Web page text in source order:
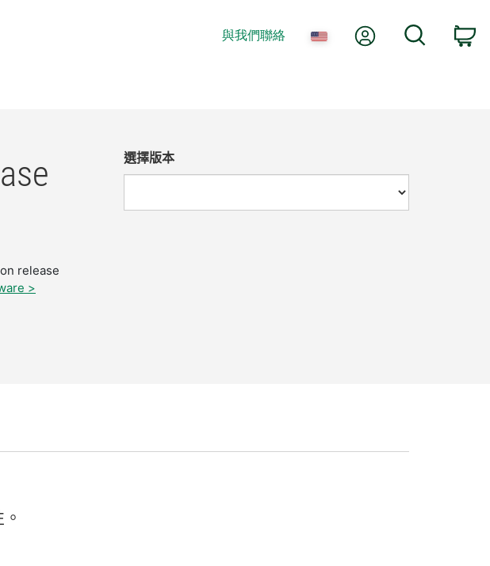
與我們聯絡 我的帳號
release
>
選擇版本